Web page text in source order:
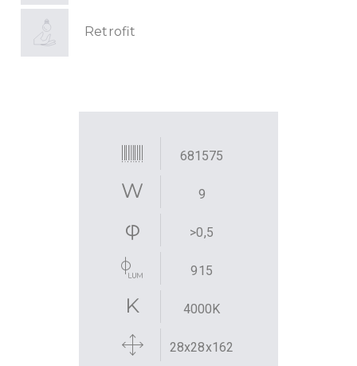
Retrofit
681575
9
>0,5
915
4000K
28x28x162